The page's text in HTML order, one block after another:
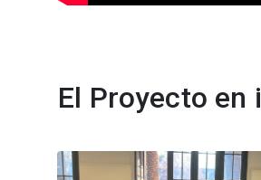
El Proyecto en